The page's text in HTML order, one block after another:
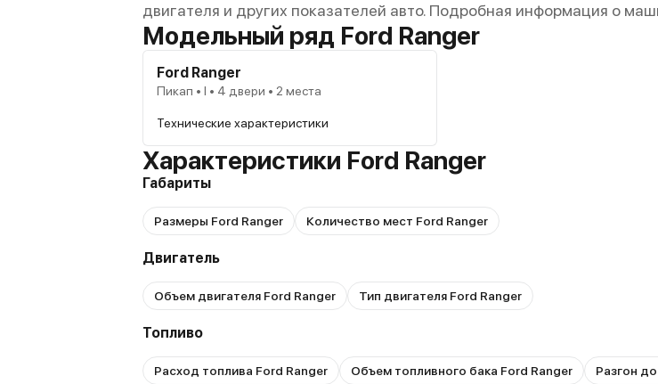
двигателя и других показателей авто. Подробная информация о
Модельный ряд Ford Ranger
Ford Ranger
Пикап • I • 4 двери • 2 места
Технические характеристики
Характеристики Ford Ranger
Габариты
Размеры Ford Ranger Количество мест Ford Ranger
Двигатель
Объем двигателя Ford Ranger Тип двигателя Ford Ranger
Топливо
Расход топлива Ford Ranger Объем топливного бака Ford Ranger Разгон